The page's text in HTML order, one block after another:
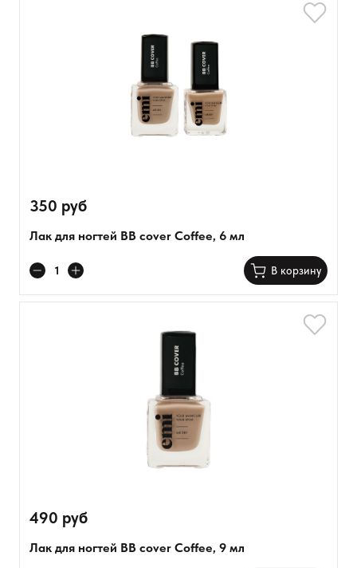
350 руб
Лак для ногтей BB cover Coffee, 6 мл
В корзину
490 руб
Лак для ногтей BB cover Coffee, 9 мл